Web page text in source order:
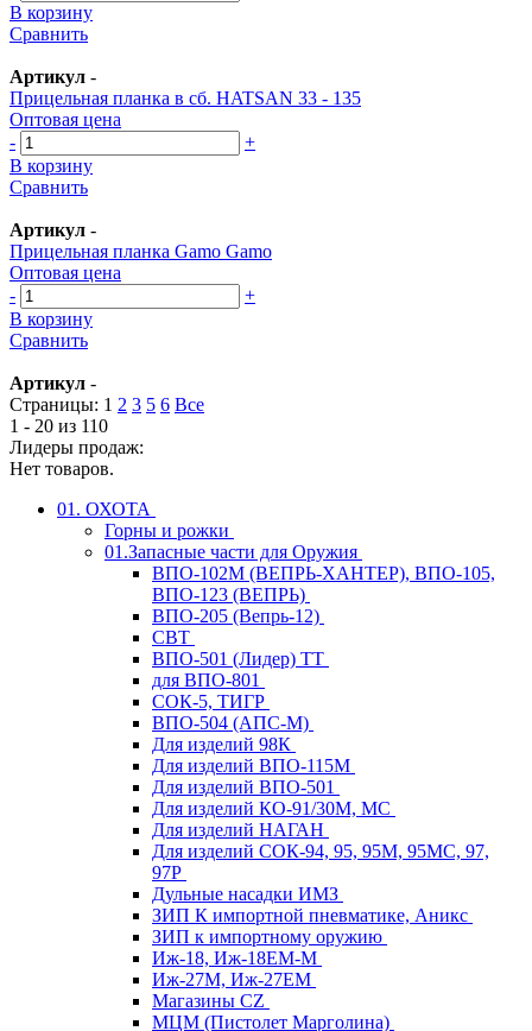
В корзину
Сравнить
Артикул -
Прицельная планка в сб. HATSAN 33 - 135
Оптовая цена
-
+
В корзину
Сравнить
Артикул -
Прицельная планка Gamo Gamo
Оптовая цена
-
+
В корзину
Сравнить
Артикул -
Страницы: 1 2 3 5 6 Все
1 - 20 из 110
Лидеры продаж:
Нет товаров.
01. ОХОТА
Горны и рожки
01.Запасные части для Оружия
ВПО-102М (ВЕПРЬ-ХАНТЕР), ВПО-105,
ВПО-123 (ВЕПРЬ)
ВПО-205 (Вепрь-12)
СВТ
ВПО-501 (Лидер) ТТ
для ВПО-801
СОК-5, ТИГР
ВПО-504 (АПС-М)
Для изделий 98К
Для изделий ВПО-115М
Для изделий ВПО-501
Для изделий КО-91/30М, МС
Для изделий НАГАН
Для изделий СОК-94, 95, 95М, 95МС, 97,
97Р
Дульные насадки ИМЗ
ЗИП К импортной пневматике, Аникс
ЗИП к импортному оружию
Иж-18, Иж-18ЕМ-М
Иж-27М, Иж-27ЕМ
Магазины CZ
МЦМ (Пистолет Марголина)